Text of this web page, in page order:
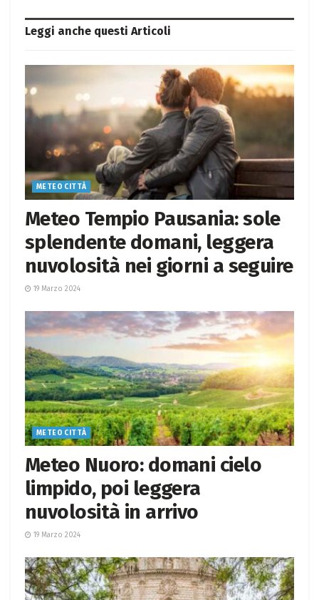
Leggi anche questi Articoli
METEO CITTÀ
Meteo Tempio Pausania: sole
splendente domani, leggera
nuvolosità nei giorni a seguire
19 Marzo 2024
METEO CITTÀ
Meteo Nuoro: domani cielo
limpido, poi leggera
nuvolosità in arrivo
19 Marzo 2024